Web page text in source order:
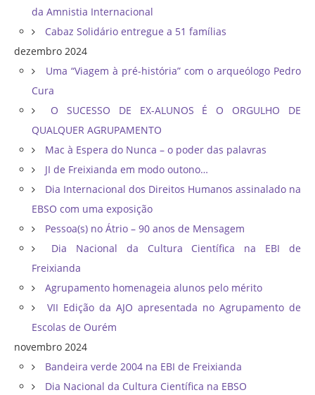
da Amnistia Internacional
Cabaz Solidário entregue a 51 famílias
dezembro 2024
Uma “Viagem à pré-história” com o arqueólogo Pedro
Cura
O SUCESSO DE EX-ALUNOS É O ORGULHO DE
QUALQUER AGRUPAMENTO
Mac à Espera do Nunca – o poder das palavras
JI de Freixianda em modo outono…
Dia Internacional dos Direitos Humanos assinalado na
EBSO com uma exposição
Pessoa(s) no Átrio – 90 anos de Mensagem
Dia Nacional da Cultura Científica na EBI de
Freixianda
Agrupamento homenageia alunos pelo mérito
VII Edição da AJO apresentada no Agrupamento de
Escolas de Ourém
novembro 2024
Bandeira verde 2004 na EBI de Freixianda
Dia Nacional da Cultura Científica na EBSO